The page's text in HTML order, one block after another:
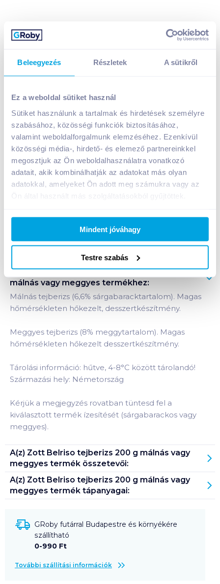
Beleegyezés Részletek A sütikről
Ez a weboldal sütiket használ
Sütiket használunk a tartalmak és hirdetések személyre
szabásához, közösségi funkciók biztosításához,
valamint weboldalforgalmunk elemzéséhez. Ezenkívül
közösségi média-, hirdető- és elemező partnereinkkel
megosztjuk az Ön weboldalhasználatra vonatkozó
adatait, akik kombinálhatják az adatokat más olyan
adatokkal, amelyeket Ön adott meg számukra vagy az
Ön által használt más szolgáltatásokból gyűjtöttek.
Mindent jóváhagy
Testre szabás
349Ft /
Egységár: 1 745Ft /kg
Nettó eladási ár:
296Ft / db 18% áfa)
Kosárba
A termék jelenleg nem elérhető
Bevásárlólistához adom Értesíts, ha olcsóbb!
Termékleírás a(z)Zott Belriso tejberizs 200 g
málnás vagy meggyes termékhez:
Málnás tejberizs (6,6% sárgabaracktartalom). Magas
hőmérsékleten hőkezelt, desszertkészítmény.
Meggyes tejberizs (8% meggytartalom). Magas
hőmérsékleten hőkezelt desszertkészítmény.
Tárolási információ: hűtve, 4-8°C között tárolandó!
Származási hely: Németország
Kérjük a megjegyzés rovatban tüntesd fel a
kiválasztott termék ízesítését (sárgabarackos vagy
meggyes).
A(z) Zott Belriso tejberizs 200 g málnás vagy
meggyes termék összetevői:
A(z) Zott Belriso tejberizs 200 g málnás vagy
meggyes termék tápanyagai:
GRoby futárral Budapestre és környékére
szállítható
0-990 Ft
További szállítási információk